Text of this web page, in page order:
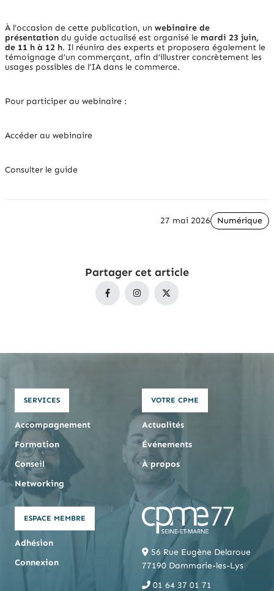
À l’occasion de cette publication, un webinaire de
présentation du guide actualisé est organisé le mardi 23 juin,
de 11 h à 12 h. Il réunira des experts et proposera également le
témoignage d’un commerçant, afin d’illustrer concrètement les
usages possibles de l’IA dans le commerce.
Pour participer au webinaire :
Accéder au webinaire
Consulter le guide
27 mai 2026 Numérique
Partager cet article
SERVICES
Accompagnement
Formation
Conseil
Networking
VOTRE CPME
Actualités
Événements
À propos
ESPACE MEMBRE
Adhésion
Connexion
56 Rue Eugène Delaroue
77190 Dammarie-les-Lys
01 64 37 01 71